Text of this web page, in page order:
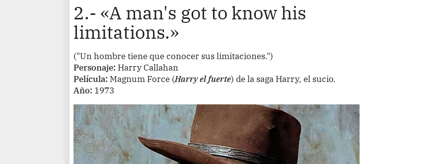
2.- «A man's got to know his
limitations.»
("Un hombre tiene que conocer sus limitaciones.")
Personaje: Harry Callahan
Película: Magnum Force (Harry el fuerte) de la saga Harry, el sucio.
Año: 1973